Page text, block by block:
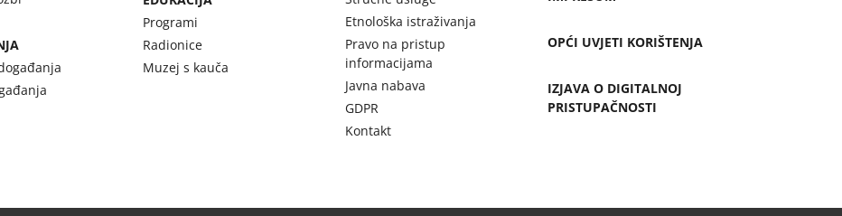
Programi
Radionice
Muzej s kauča
Etnološka istraživanja
Pravo na pristup
informacijama
Javna nabava
GDPR
Kontakt
OPĆI UVJETI KORIŠTENJA
IZJAVA O DIGITALNOJ
PRISTUPAČNOSTI